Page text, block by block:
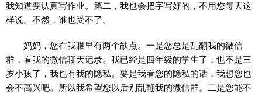
我知道要认真写作业。第二，我也会把字写好的，不用您每天这
样说。不然，谁也受不了。
妈妈，您在我眼里有两个缺点。一是您总是乱翻我的微信
群，看我的微信聊天记录。我已经是四年级的学生了，也不是三
岁小孩了，我也有我的隐私。要是我看您的隐私的话，我想您也
会不高兴吧。所以我希望您以后别乱翻我的微信群。二是您能不